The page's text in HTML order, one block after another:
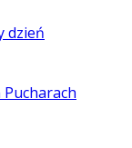
dzień